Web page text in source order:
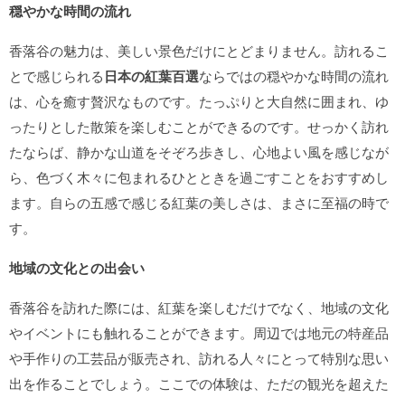
穏やかな時間の流れ
香落谷の魅力は、美しい景色だけにとどまりません。訪れるこ
とで感じられる日本の紅葉百選ならではの穏やかな時間の流れ
は、心を癒す贅沢なものです。たっぷりと大自然に囲まれ、ゆ
ったりとした散策を楽しむことができるのです。せっかく訪れ
たならば、静かな山道をそぞろ歩きし、心地よい風を感じなが
ら、色づく木々に包まれるひとときを過ごすことをおすすめし
ます。自らの五感で感じる紅葉の美しさは、まさに至福の時で
す。
地域の文化との出会い
香落谷を訪れた際には、紅葉を楽しむだけでなく、地域の文化
やイベントにも触れることができます。周辺では地元の特産品
や手作りの工芸品が販売され、訪れる人々にとって特別な思い
出を作ることでしょう。ここでの体験は、ただの観光を超えた